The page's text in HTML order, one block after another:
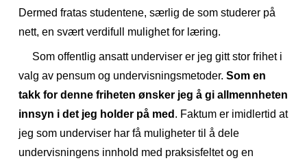
Dermed fratas studentene, særlig de som studerer på
nett, en svært verdifull mulighet for læring.
Som offentlig ansatt underviser er jeg gitt stor frihet i
valg av pensum og undervisningsmetoder.Som en
takk for denne friheten ønsker jeg å gi allmennheten
innsyn i det jeg holder på med . Faktum er imidlertid at
jeg som underviser har få muligheter til å dele
undervisningens innhold med praksisfeltet og en